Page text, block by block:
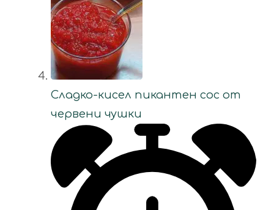
Сладко-кисел пикантен сос от
червени чушки